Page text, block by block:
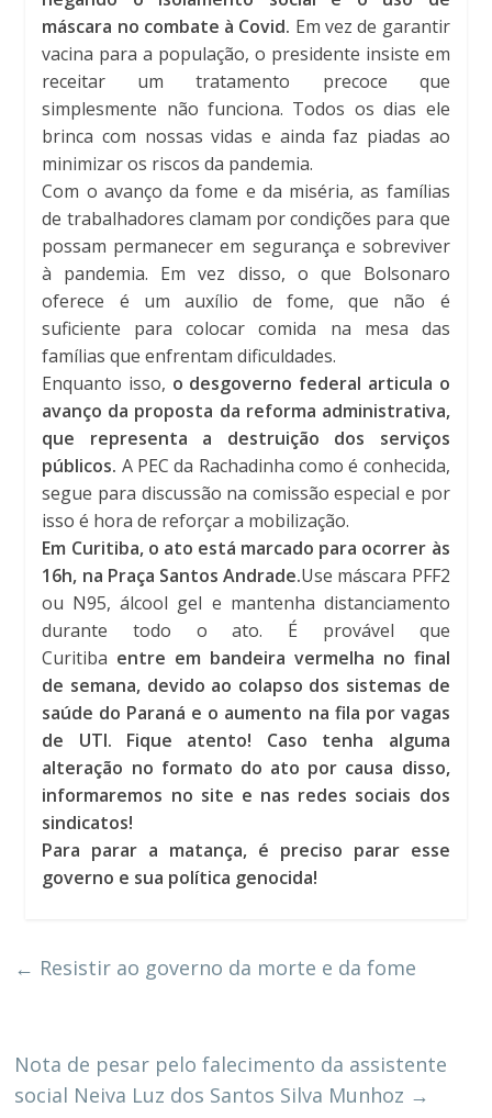
máscara no combate à Covid. Em vez de garantir
vacina para a população, o presidente insiste em
receitar um tratamento precoce que
simplesmente não funciona. Todos os dias ele
brinca com nossas vidas e ainda faz piadas ao
minimizar os riscos da pandemia.
Com o avanço da fome e da miséria, as famílias
de trabalhadores clamam por condições para que
possam permanecer em segurança e sobreviver
à pandemia. Em vez disso, o que Bolsonaro
oferece é um auxílio de fome, que não é
suficiente para colocar comida na mesa das
famílias que enfrentam dificuldades.
Enquanto isso, o desgoverno federal articula o
avanço da proposta da reforma administrativa,
que representa a destruição dos serviços
públicos. A PEC da Rachadinha como é conhecida,
segue para discussão na comissão especial e por
isso é hora de reforçar a mobilização.
Em Curitiba, o ato está marcado para ocorrer às
16h, na Praça Santos Andrade.Use máscara PFF2
ou N95, álcool gel e mantenha distanciamento
durante todo o ato. É provável que
Curitiba entre em bandeira vermelha no final
de semana, devido ao colapso dos sistemas de
saúde do Paraná e o aumento na fila por vagas
de UTI. Fique atento! Caso tenha alguma
alteração no formato do ato por causa disso,
informaremos no site e nas redes sociais dos
sindicatos!
Para parar a matança, é preciso parar esse
governo e sua política genocida!
← Resistir ao governo da morte e da fome
Nota de pesar pelo falecimento da assistente
social Neiva Luz dos Santos Silva Munhoz →